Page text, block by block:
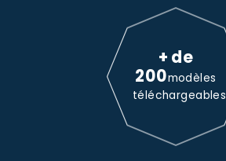
+ de
200modèles
téléchargeables